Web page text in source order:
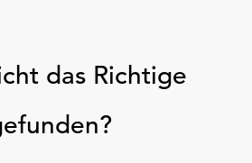
das Richtige